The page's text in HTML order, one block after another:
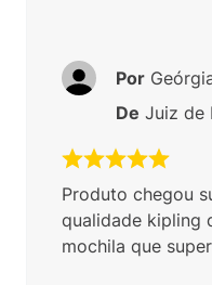
Produto chegou
qualidade kipling
mochila que
Por
De Juiz de